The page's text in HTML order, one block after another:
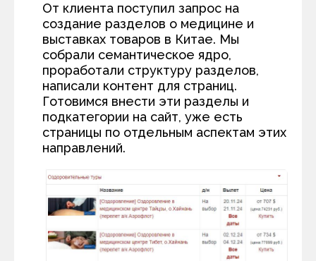
От клиента поступил запрос на
создание разделов о медицине и
выставках товаров в Китае. Мы
собрали семантическое ядро,
проработали структуру разделов,
написали контент для страниц.
Готовимся внести эти разделы и
подкатегории на сайт, уже есть
страницы по отдельным аспектам этих
направлений.